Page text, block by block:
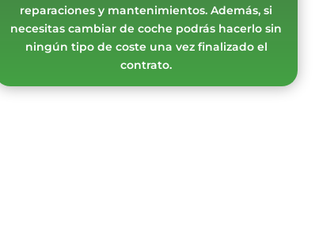
reparaciones y mantenimientos. Además, si
necesitas cambiar de coche podrás hacerlo sin
ningún tipo de coste una vez finalizado el
contrato.